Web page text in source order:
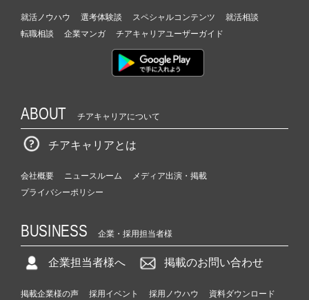
就活ノウハウ 選考体験談 スペシャルコンテンツ
就活相談
転職相談
企業マンガ チアキャリアユーザーガイド
ABOUT チアキャリアについて
チアキャリアとは
会社概要 ニュースルーム
メディア出演・掲載
プライバシーポリシー
BUSINESS 企業・採用担当者様
企業担当者様へ 掲載のお問い合わせ
掲載企業様の声 採用イベント 採用ノウハウ 資料ダウンロード